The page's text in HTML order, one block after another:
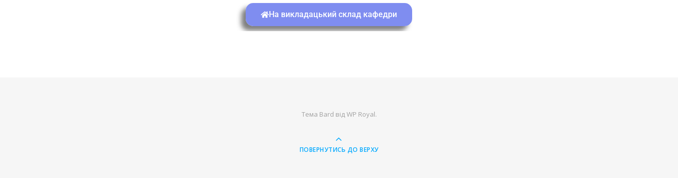
На викладацький склад кафедри
Тема Bard відWP Royal.
ПОВЕРНУТИСЬ ДО ВЕРХУ